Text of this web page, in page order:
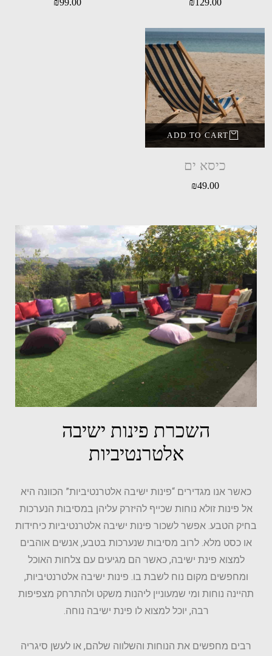
₪ 129.00
₪99.00
ADD TO CART
כיסא ים
₪49.00
השכרת פינות ישיבה
אלטרנטיביות
כאשר אנו מגדירים “פינות ישיבה אלטרנטיביות” הכוונה היא
אל פינות זולא נוחות שכייף להיזרק עליהן במסיבות הנערכות
בחיק הטבע. אפשר לשכור פינות ישיבה אלטרנטיביות כיחידות
או כסט מלא. לרוב מסיבות שנערכות בטבע, אנשים אוהבים
למצוא פינת ישיבה, כאשר הם מגיעים עם צלחות האוכל
ומחפשים מקום נוח לשבת בו. פינות ישיבה אלטרנטיביות,
תהיינה נוחות ומי שמעוניין ליהנות משקט ולהתרחק מצפיפות
רבה, יוכל למצוא לו פינת ישיבה נוחה.
רבים מחפשים את הנוחות והשלווה שלהם, או לעשן סיגריה